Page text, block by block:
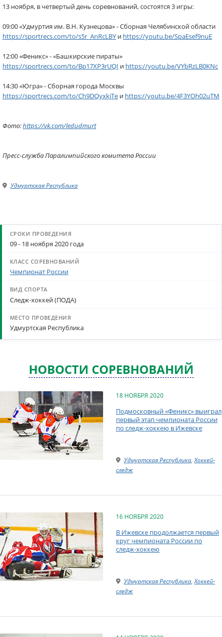
13 ноября, в четвертый день соревнований, состоятся 3 игры:
09:00 «Удмуртия им. В.Н. Кузнецова» - Сборная Челябинской области
https://sportrecs.com/to/s5r_AnRcLBY и https://youtu.be/SpaEsef9nuE
12:00 «Феникс» - «Башкирские пираты»
https://sportrecs.com/to/Bp17XP3rUQI и https://youtu.be/VYbRzLB0KNc
14:30 «Югра» - Сборная города Москвы
https://sportrecs.com/to/Ch9DQyxkjTe и https://youtu.be/4F3YOh02uTM
Фото:https://vk.com/ledudmurt
Пресс-служба Паралимпийского комитета России
Удмуртская Республика
09 - 18 ноября 2020 года
Чемпионат России
Следж-хоккей (ПОДА)
Удмуртская Республика
НОВОСТИ СОРЕВНОВАНИЙ
18 НОЯБРЯ 2020
Подмосковный «Феникс» выиграл
первый этап чемпионата России
по следж-хоккею в Ижевске
Удмуртская Республика,Хоккей-
следж
16 НОЯБРЯ 2020
В Ижевске продолжается первый
круг чемпионата России по
следж-хоккею
Удмуртская Республика,Хоккей-
следж